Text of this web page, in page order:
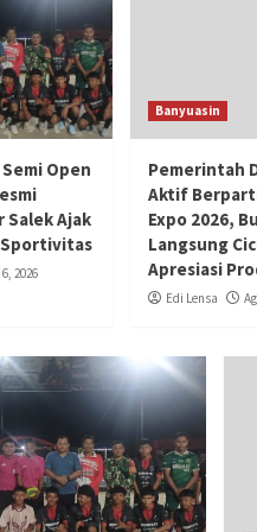
Open
Salek Ajak
Sportivitas
2026
Banyuasin
Pemerintah
Aktif
Expo 2026,
Langsung
Apresiasi
Edi Lensa